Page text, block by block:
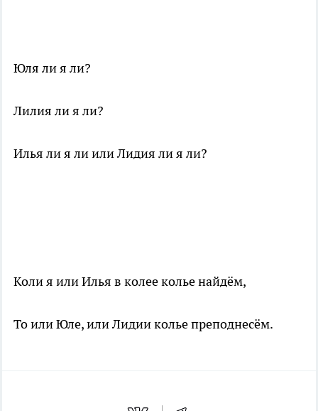
Юля ли я ли?
Лилия ли я ли?
Илья ли я ли или Лидия ли я ли?
Коли я или Илья в колее колье найдём,
То или Юле, или Лидии колье преподнесём.